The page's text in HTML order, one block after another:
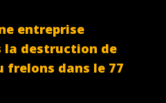
entreprise
la destruction de
frelons dans le 77